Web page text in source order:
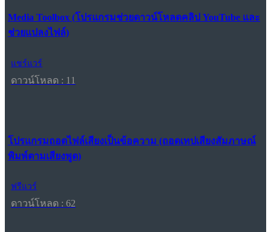
Media Toolbox (โปรแกรมช่วยดาวน์โหลดคลิป YouTube และ
ช่วยแปลงไฟล์)
แชร์แวร์
ดาวน์โหลด : 11
โปรแกรมถอดไฟล์เสียงเป็นข้อความ (ถอดเทปเสียงสัมภาษณ์
พิมพ์ตามเสียงพูด)
ฟรีแวร์
ดาวน์โหลด : 62